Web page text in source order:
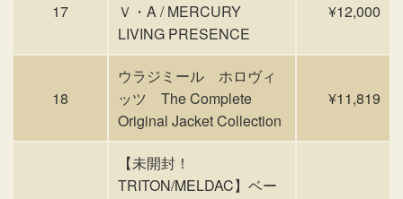
17
Ｖ・A / MERCURY
LIVING PRESENCE
¥12,000
18
ウラジミール ホロヴィ
ッツ The Complete
Original Jacket Collection
¥11,819
【未開封！
TRITON/MELDAC】ベー